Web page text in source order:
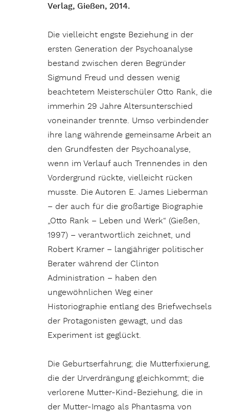
Verlag, Gießen, 2014.
Die vielleicht engste Beziehung in der
ersten Generation der Psychoanalyse
bestand zwischen deren Begründer
Sigmund Freud und dessen wenig
beachtetem Meisterschüler Otto Rank, die
immerhin 29 Jahre Altersunterschied
voneinander trennte. Umso verbindender
ihre lang währende gemeinsame Arbeit an
den Grundfesten der Psychoanalyse,
wenn im Verlauf auch Trennendes in den
Vordergrund rückte, vielleicht rücken
musste. Die Autoren E. James Lieberman
– der auch für die großartige Biographie
„Otto Rank – Leben und Werk“ (Gießen,
1997) – verantwortlich zeichnet, und
Robert Kramer – langjähriger politischer
Berater während der Clinton
Administration – haben den
ungewöhnlichen Weg einer
Historiographie entlang des Briefwechsels
der Protagonisten gewagt, und das
Experiment ist geglückt.
Die Geburtserfahrung; die Mutterfixierung,
die der Urverdrängung gleichkommt; die
verlorene Mutter-Kind-Beziehung, die in
der Mutter-Imago als Phantasma von